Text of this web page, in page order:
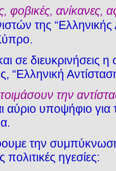
φοβικές, ανίκανες,
της “Ελληνικής
σε διευκρινήσεις
“Ελληνική
την
αύριο υποψήφιο
την
ηγεσίες: